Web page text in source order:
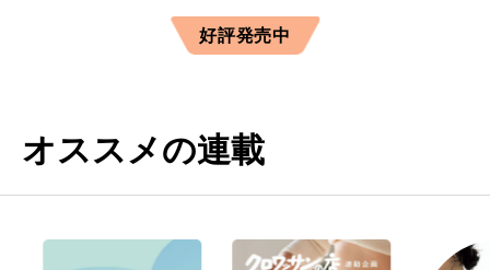
好評発売中
オススメの連載